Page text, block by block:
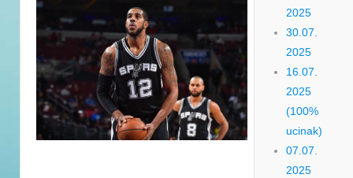
2025
30.07.
2025
16.07.
2025
(100%
ucinak)
07.07.
2025